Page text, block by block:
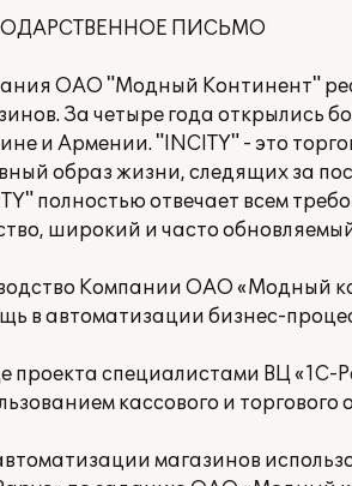
ПИСЬМО
ОАО "Модный Континент"
За четыре года открылись
и Армении. "INCITY" - это
образ жизни, следящих за
полностью отвечает всем
широкий и часто
Компании ОАО «Модный
в автоматизации бизнес-
проекта специалистами ВЦ «1С-
кассового и
магазинов